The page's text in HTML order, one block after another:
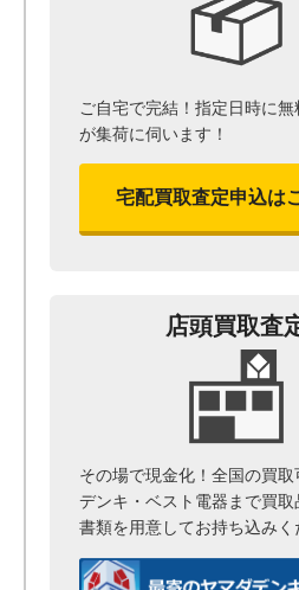
ご自宅で完結！指定日時に
が集荷に伺います！
宅配買取査定申込は
店頭買取査
その場で現金化！全国の買
デンキ・ベスト電器まで買取
書類を用意してお持ち込みく